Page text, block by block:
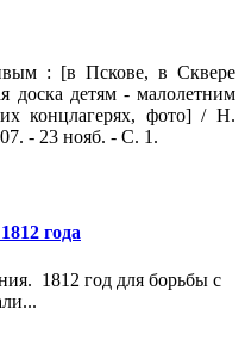
: [в Пскове, в Сквере
доска детям - малолетним
концлагерях, фото] / Н.
- 23 нояб. - С. 1.
года
1812 год для борьбы с